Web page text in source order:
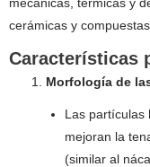
mecánicas, térmicas y
cerámicas y
Características
Morfología de
Las partículas
mejoran la
(similar al